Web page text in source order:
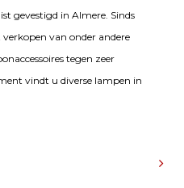
gevestigd in Almere. Sinds
van onder andere
tegen zeer
vindt u diverse lampen in